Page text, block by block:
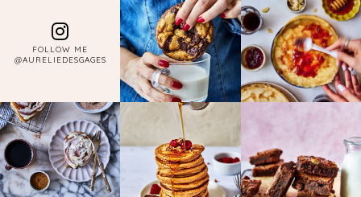
FOLLOW ME
@AURELIEDESGAGES